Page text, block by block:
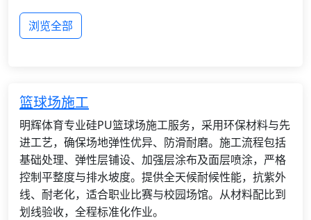
浏览全部
篮球场施工
明辉体育专业硅PU篮球场施工服务，采用环保材料与先
进工艺，确保场地弹性优异、防滑耐磨。施工流程包括
基础处理、弹性层铺设、加强层涂布及面层喷涂，严格
控制平整度与排水坡度。提供全天候耐候性能，抗紫外
线、耐老化，适合职业比赛与校园场馆。从材料配比到
划线验收，全程标准化作业。